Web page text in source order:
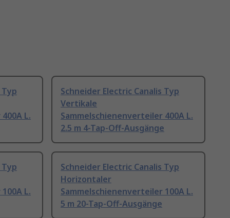
L.
Schneider Electric Canalis Typ
Vertikale
Sammelschienenverteiler 400A L.
2.5 m 4-Tap-Off-Ausgänge
L.
Schneider Electric Canalis Typ
Horizontaler
Sammelschienenverteiler 100A L.
5 m 20-Tap-Off-Ausgänge